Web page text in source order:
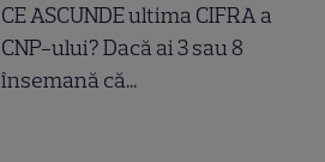
CE ASCUNDE ultima CIFRA a
CNP-ului? Dacă ai 3 sau 8
însemană că...